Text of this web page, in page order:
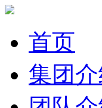
首页
集团